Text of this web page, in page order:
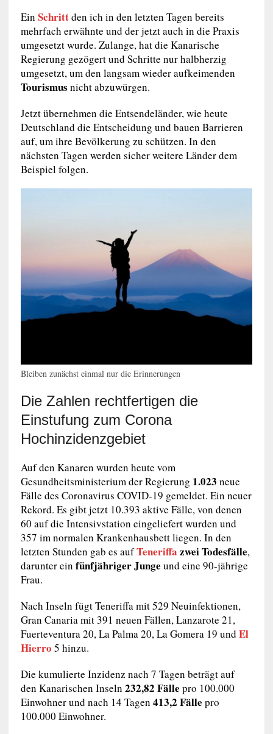
Ein Schrittden ich in den letzten Tagen bereits
mehrfach erwähnte und der jetzt auch in die Praxis
umgesetzt wurde. Zulange, hat die Kanarische
Regierung gezögert und Schritte nur halbherzig
umgesetzt, um den langsam wieder aufkeimenden
Tourismus nicht abzuwürgen.
Jetzt übernehmen die Entsendeländer, wie heute
Deutschland die Entscheidung und bauen Barrieren
auf, um ihre Bevölkerung zu schützen. In den
nächsten Tagen werden sicher weitere Länder dem
Beispiel folgen.
Bleiben zunächst einmal nur die Erinnerungen
Die Zahlen rechtfertigen die
Einstufung zum Corona
Hochinzidenzgebiet
Auf den Kanaren wurden heute vom
Gesundheitsministerium der Regierung 1.023 neue
Fälle des Coronavirus COVID-19 gemeldet. Ein neuer
Rekord. Es gibt jetzt 10.393 aktive Fälle, von denen
60 auf die Intensivstation eingeliefert wurden und
357 im normalen Krankenhausbett liegen. In den
letzten Stunden gab es aufTeneriffa zwei Todesfälle,
darunter ein fünfjähriger Junge und eine 90-jährige
Frau.
Nach Inseln fügt Teneriffa mit 529 Neuinfektionen,
Gran Canaria mit 391 neuen Fällen, Lanzarote 21,
Fuerteventura 20, La Palma 20, La Gomera 19 und El
Hierro 5 hinzu.
Die kumulierte Inzidenz nach 7 Tagen beträgt auf
den Kanarischen Inseln 232,82 Fälle pro 100.000
Einwohner und nach 14 Tagen 413,2 Fälle pro
100.000 Einwohner.